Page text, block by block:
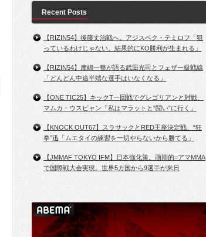
Recent Posts
【RIZIN54】後藤丈治戦へ。アジスベク・テミロフ「狙
っているわけじゃない。結果的にKO勝利が生まれる」
【RIZIN54】摩嶋一整が語る武田光司とフェザー級戦線
「どんどん中途半端な選手はいなくなる」
【ONE TIC25】キックT一回戦でグレゴリアンと対戦、
マムカ・ウスビャン「私はマラットと“闘い”に行く」
【KNOCK OUT67】スラサックとRED王座決定戦、“狂
拳”迅「ムエタイの練習を一切やらないから勝てる」
【JMMAF TOKYO IFM】日本強化策。画期的=アマMMA
で国際戦大会実現。世界5カ国から9選手が来日